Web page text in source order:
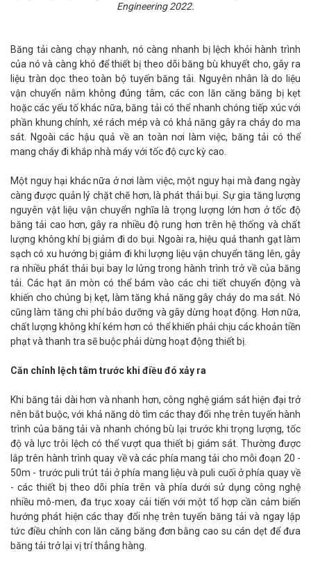
Engineering 2022.
Băng tải càng chạy nhanh, nó càng nhanh bị lệch khỏi hành trình
của nó và càng khó để thiết bị theo dõi băng bù khuyết cho, gây ra
liệu tràn dọc theo toàn bộ tuyến băng tải. Nguyên nhân là do liệu
vận chuyển nằm không đúng tâm, các con lăn căng băng bị kẹt
hoặc các yếu tố khác nữa, băng tải có thể nhanh chóng tiếp xúc với
phần khung chính, xé rách mép và có khả năng gây ra cháy do ma
sát. Ngoài các hậu quả về an toàn nơi làm việc, băng tải có thể
mang cháy đi khắp nhà máy với tốc độ cực kỳ cao.
Một nguy hại khác nữa ở nơi làm việc, một nguy hại mà đang ngày
càng được quản lý chặt chẽ hơn, là phát thải bụi. Sự gia tăng lượng
nguyên vật liệu vận chuyển nghĩa là trọng lượng lớn hơn ở tốc độ
băng tải cao hơn, gây ra nhiều độ rung hơn trên hệ thống và chất
lượng không khí bị giảm đi do bụi. Ngoài ra, hiệu quả thanh gạt làm
sạch có xu hướng bị giảm đi khi lượng liệu vận chuyển tăng lên, gây
ra nhiều phát thải bụi bay lơ lửng trong hành trình trở về của băng
tải. Các hạt ăn mòn có thể bám vào các chi tiết chuyển động và
khiến cho chúng bị kẹt, làm tăng khả năng gây cháy do ma sát. Nó
cũng làm tăng chi phí bảo dưỡng và gây dừng hoạt động. Hơn nữa,
chất lượng không khí kém hơn có thể khiến phải chịu các khoản tiền
phạt và thanh tra sẽ buộc phải dừng hoạt động thiết bị.
Căn chỉnh lệch tâm trước khi điều đó xảy ra
Khi băng tải dài hơn và nhanh hơn, công nghệ giám sát hiện đại trở
nên bắt buộc, với khả năng dò tìm các thay đổi nhẹ trên tuyến hành
trình của băng tải và nhanh chóng bù lại trước khi trọng lượng, tốc
độ và lực trôi lệch có thể vượt qua thiết bị giám sát. Thường được
lắp trên hành trình quay về và các phía mang tải cho mỗi đoạn 20 -
50m - trước puli trút tải ở phía mang liệu và puli cuối ở phía quay về
- các thiết bị theo dõi phía trên và phía dưới sử dụng công nghệ
nhiều mô-men, đa trục xoay cải tiến với một tổ hợp cần cảm biến
hướng phát hiện các thay đổi nhẹ trên tuyến băng tải và ngay lập
tức điều chỉnh con lăn căng băng đơn bằng cao su cán dẹt để đưa
băng tải trở lại vị trí thẳng hàng.